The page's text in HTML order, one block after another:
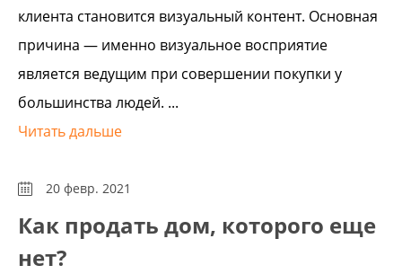
клиента становится визуальный контент. Основная
причина — именно визуальное восприятие
является ведущим при совершении покупки у
большинства людей. ...
Читать дальше
20 февр. 2021
Как продать дом, которого еще
нет?